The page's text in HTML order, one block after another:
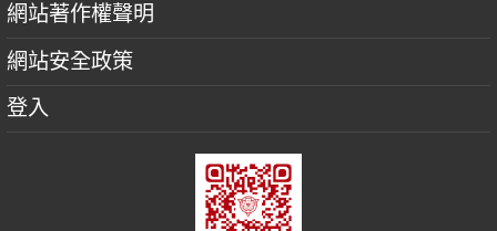
網站著作權聲明
網站安全政策
登入